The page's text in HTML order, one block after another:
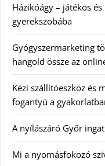
Házikóágy – játékos
gyerekszobába
Gyógyszermarketing
hangold össze az
Kézi szállítóeszköz és
fogantyú a
A nyílászáró Győr
Mi a nyomásfokozó